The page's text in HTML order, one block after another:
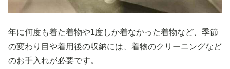
年に何度も着た着物や1度しか着なかった着物など、季節
の変わり目や着用後の収納には、着物のクリーニングなど
のお手入れが必要です。